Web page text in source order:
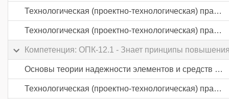
Технологическая (проектно-технологическая) практика
Технологическая (проектно-технологическая) практика
Компетенция: ОПК-12.1 - Знает принципы повышения
Основы теории надежности элементов и средств автоматики
Технологическая (проектно-технологическая) практика